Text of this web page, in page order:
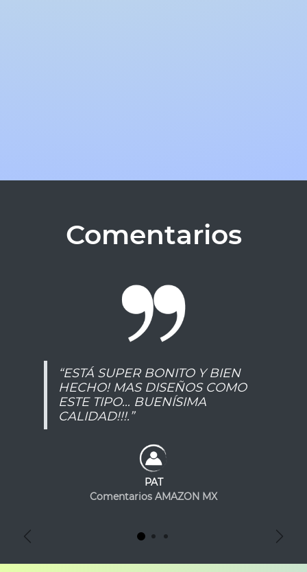
Comentarios
“ESTÁ SUPER BONITO Y BIEN
HECHO! MAS DISEÑOS COMO
ESTE TIPO… BUENÍSIMA
CALIDAD!!!.”
PAT
Comentarios AMAZON MX
Anterior